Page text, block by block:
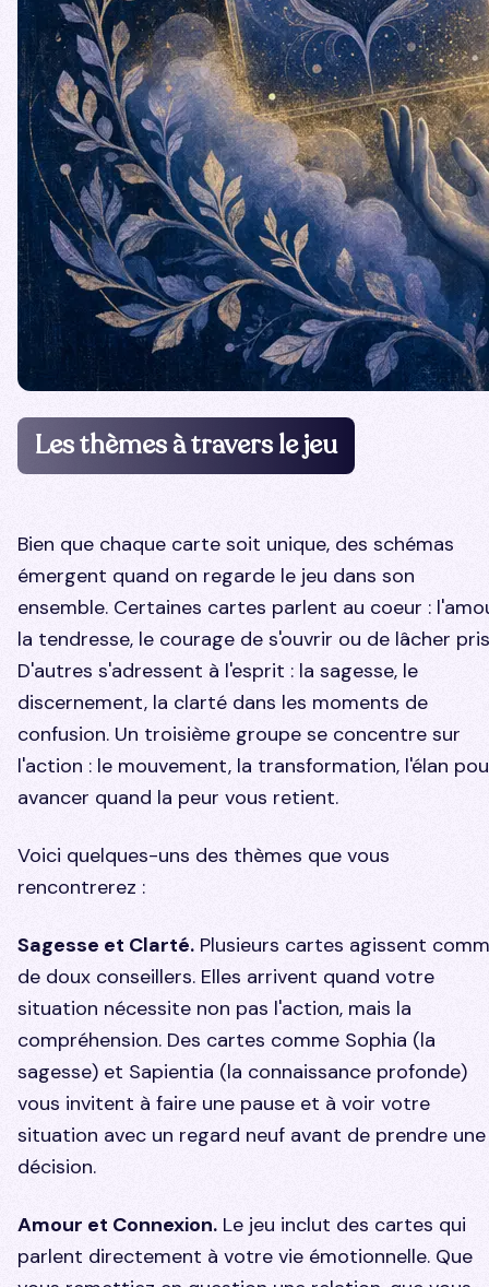
Les thèmes à travers le jeu
Bien que chaque carte soit unique, des schémas
émergent quand on regarde le jeu dans son
ensemble. Certaines cartes parlent au coeur :
la tendresse, le courage de s'ouvrir ou de lâcher
D'autres s'adressent à l'esprit : la sagesse, le
discernement, la clarté dans les moments de
confusion. Un troisième groupe se concentre sur
l'action : le mouvement, la transformation, l'élan
avancer quand la peur vous retient.
Voici quelques-uns des thèmes que vous
rencontrerez :
Sagesse et Clarté. Plusieurs cartes agissent
de doux conseillers. Elles arrivent quand votre
situation nécessite non pas l'action, mais la
compréhension. Des cartes comme Sophia (la
sagesse) et Sapientia (la connaissance profonde)
vous invitent à faire une pause et à voir votre
situation avec un regard neuf avant de prendre une
décision.
Amour et Connexion. Le jeu inclut des cartes qui
parlent directement à votre vie émotionnelle. Que